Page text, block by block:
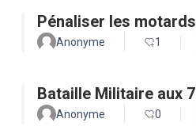
Pénaliser les
Anonyme 1
Bataille Militaire aux
Anonyme 0